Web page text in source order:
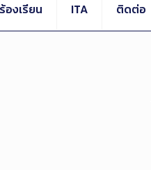
องเรียน ITA ติดต่อ